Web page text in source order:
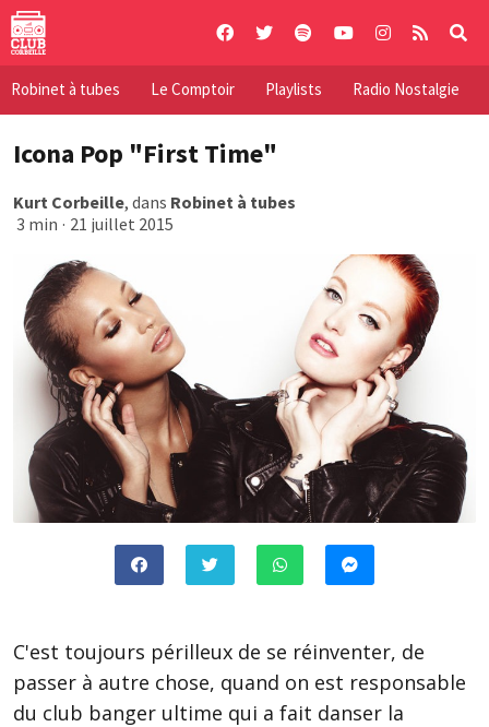
Skip
content
Robinet à tubes Le Comptoir Playlists Radio Nostalgie
Icona Pop "First Time"
Kurt Corbeille, dans Robinet à tubes
3 min · 21 juillet 2015
C'est toujours périlleux de se réinventer, de
passer à autre chose, quand on est responsable
du club banger ultime qui a fait danser la